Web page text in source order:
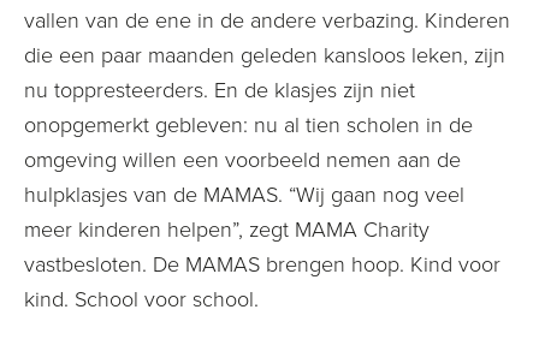
vallen van de ene in de andere verbazing. Kinderen
die een paar maanden geleden kansloos leken, zijn
nu toppresteerders. En de klasjes zijn niet
onopgemerkt gebleven: nu al tien scholen in de
omgeving willen een voorbeeld nemen aan de
hulpklasjes van de MAMAS. “Wij gaan nog veel
meer kinderen helpen”, zegt MAMA Charity
vastbesloten. De MAMAS brengen hoop. Kind voor
kind. School voor school.